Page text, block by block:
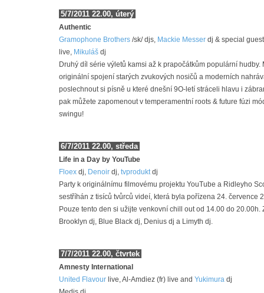
5/7/2011 22.00, úterý
Authentic
Gramophone Brothers /sk/ djs, Mackie Messer dj & special
live, Mikuláš dj
Druhý díl série výletů kamsi až k prapočátkům populární hudby.
originální spojení starých zvukových nosičů a moderních
poslechnout si písně u které dnešní 9O-letí stráceli hlavu i
pak můžete zapomenout v temperamentní roots & future fúzi
swingu!
6/7/2011 22.00, středa
Life in a Day by YouTube
Floex dj, Denoir dj, tvproduktdj
Party k originálnímu filmovému projektu YouTube a Ridleyho
sestříhán z tisíců tvůrců videí, která byla pořízena 24. července
Pouze tento den si užijte venkovní chill out od 14.00 do 20.00h.
Brooklyn dj, Blue Black dj, Denius dj a Limyth dj.
7/7/2011 22.00, čtvrtek
Amnesty International
United Flavour live, Al-Amdiez (fr) live and Yukimura dj